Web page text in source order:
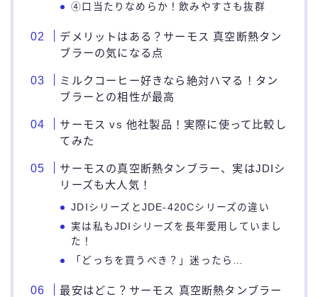
④口当たりなめらか！飲みやすさも抜群
デメリットはある？サーモス 真空断熱タン
ブラーの気になる点
ミルクコーヒー好きなら絶対ハマる！タン
ブラーとの相性が最高
サーモス vs 他社製品！実際に使って比較し
てみた
サーモスの真空断熱タンブラー、実はJDIシ
リーズも大人気！
JDIシリーズとJDE-420Cシリーズの違い
実は私もJDIシリーズを長年愛用していまし
た！
「どっちを買うべき？」迷ったら…
最安はどこ？サーモス 真空断熱タンブラー